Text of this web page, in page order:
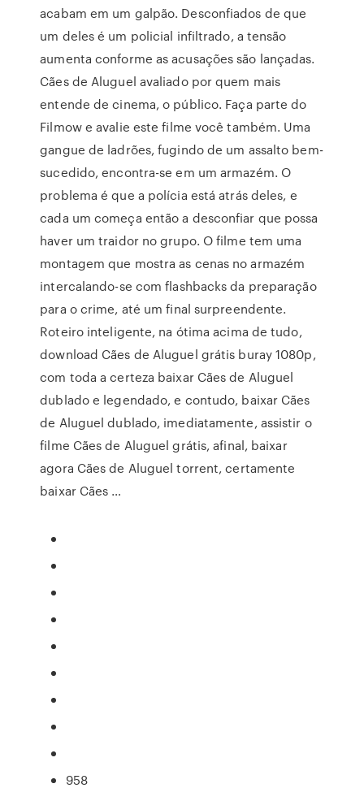
acabam em um galpão. Desconfiados de que
um deles é um policial infiltrado, a tensão
aumenta conforme as acusações são lançadas.
Cães de Aluguel avaliado por quem mais
entende de cinema, o público. Faça parte do
Filmow e avalie este filme você também. Uma
gangue de ladrões, fugindo de um assalto bem-
sucedido, encontra-se em um armazém. O
problema é que a polícia está atrás deles, e
cada um começa então a desconfiar que possa
haver um traidor no grupo. O filme tem uma
montagem que mostra as cenas no armazém
intercalando-se com flashbacks da preparação
para o crime, até um final surpreendente.
Roteiro inteligente, na ótima acima de tudo,
download Cães de Aluguel grátis buray 1080p,
com toda a certeza baixar Cães de Aluguel
dublado e legendado, e contudo, baixar Cães
de Aluguel dublado, imediatamente, assistir o
filme Cães de Aluguel grátis, afinal, baixar
agora Cães de Aluguel torrent, certamente
baixar Cães …
958